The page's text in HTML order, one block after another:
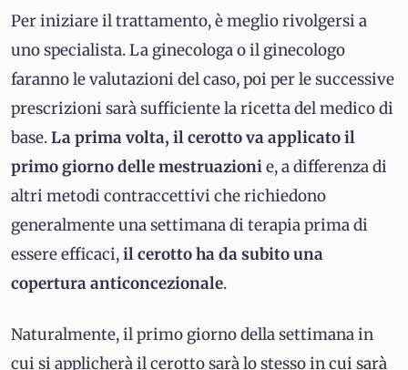
Per iniziare il trattamento, è meglio rivolgersi a
uno specialista. La ginecologa o il ginecologo
faranno le valutazioni del caso, poi per le successive
prescrizioni sarà sufficiente la ricetta del medico di
base.La prima volta, il cerotto va applicato il
primo giorno delle mestruazionie, a differenza di
altri metodi contraccettivi che richiedono
generalmente una settimana di terapia prima di
essere efficaci,il cerotto ha da subito una
copertura anticoncezionale.
Naturalmente, il primo giorno della settimana in
cui si applicherà il cerotto sarà lo stesso in cui sarà